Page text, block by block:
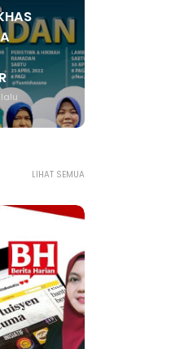
LIHAT SEMUA